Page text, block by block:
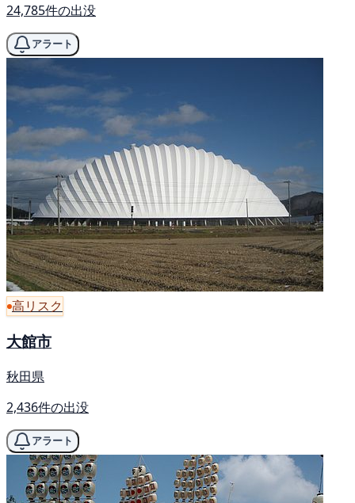
24,785件の出没
アラート
高リスク
大館市
秋田県
2,436件の出没
アラート